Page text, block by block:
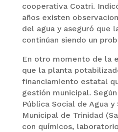
cooperativa Coatri.
años existen
del agua y aseguró que
continúan siendo un
En otro momento de la
que la planta
financiamiento estatal
gestión municipal.
Pública Social de Agua y
Municipal de Trinidad
con químicos,